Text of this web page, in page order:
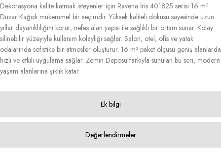
Ek bilgi
Değerlendirmeler
Dekorasyona kalite katmak isteyenler için Ravena İris 401825 serisi 16 m²
Duvar Kağıdı mükemmel bir seçimdir. Yüksek kaliteli dokusu sayesinde uzun
yıllar dayanıklılığını korur, nefes alan yapısı ile sağlıklı bir ortam sunar. Kolay
silinebilir yüzeyiyle kullanım kolaylığı sağlar. Salon, otel, ofis ve yatak
odalarında sofistike bir atmosfer oluşturur. 16 m² paket ölçüsü geniş alanlarda
hızlı ve etkili uygulama sağlar. Zemin Deposu farkıyla sunulan bu seri, modern
yaşam alanlarına şıklık katar.